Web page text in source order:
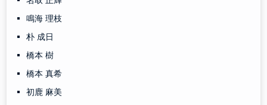
鳴海 理枝
朴 成日
橋本 樹
橋本 真希
初鹿 麻美